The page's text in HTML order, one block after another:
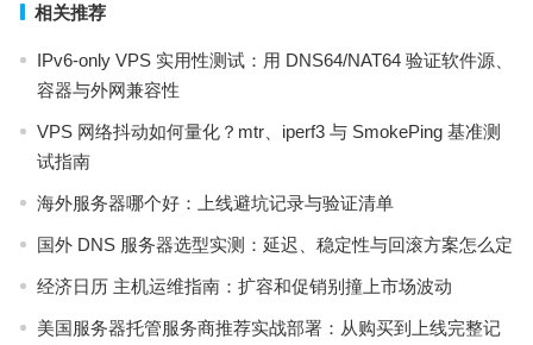
相关推荐
IPv6-only VPS 实用性测试：用 DNS64/NAT64 验证软件源、
容器与外网兼容性
VPS 网络抖动如何量化？mtr、iperf3 与 SmokePing 基准测
试指南
海外服务器哪个好：上线避坑记录与验证清单
国外 DNS 服务器选型实测：延迟、稳定性与回滚方案怎么定
经济日历 主机运维指南：扩容和促销别撞上市场波动
美国服务器托管服务商推荐实战部署：从购买到上线完整记